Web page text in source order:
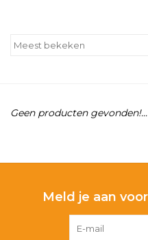
Contact
Geen producten gevonden!...
Meld je aan